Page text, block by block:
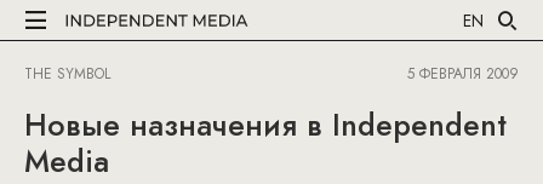
EN
THE SYMBOL 5 ФЕВРАЛЯ 2009
Новые назначения в Independent
Media